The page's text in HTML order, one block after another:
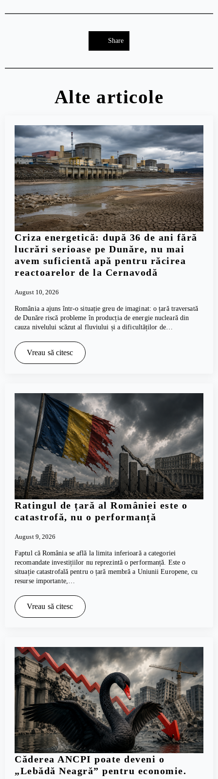
Share
Alte articole
Criza energetică: după 36 de ani fără
lucrări serioase pe Dunăre, nu mai
avem suficientă apă pentru răcirea
reactoarelor de la Cernavodă
August 10, 2026
România a ajuns într-o situație greu de imaginat: o țară traversată
de Dunăre riscă probleme în producția de energie nucleară din
cauza nivelului scăzut al fluviului și a dificultăților de…
Vreau să citesc
Ratingul de țară al României este o
catastrofă, nu o performanță
August 9, 2026
Faptul că România se află la limita inferioară a categoriei
recomandate investițiilor nu reprezintă o performanță. Este o
situație catastrofală pentru o țară membră a Uniunii Europene, cu
resurse importante,…
Vreau să citesc
Căderea ANCPI poate deveni o
„Lebădă Neagră” pentru economie.